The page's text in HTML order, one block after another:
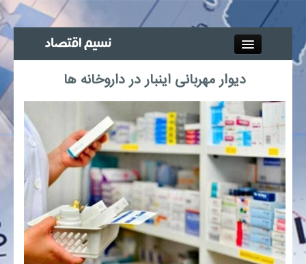
جذب خبرنگار
آگهی استخدام
پیوند‌ها
چند رسانه‌ای
اجتماعی
دیوار مهربانی اینبار در داروخانه ها